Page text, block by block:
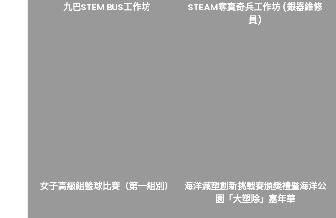
九巴STEM BUS工作坊
STEAM奪寶奇兵工作坊 (銀器維修
員)
女子高級組籃球比賽（第一組別）
海洋減塑創新挑戰賽頒獎禮暨海洋公
園「大塑除」嘉年華